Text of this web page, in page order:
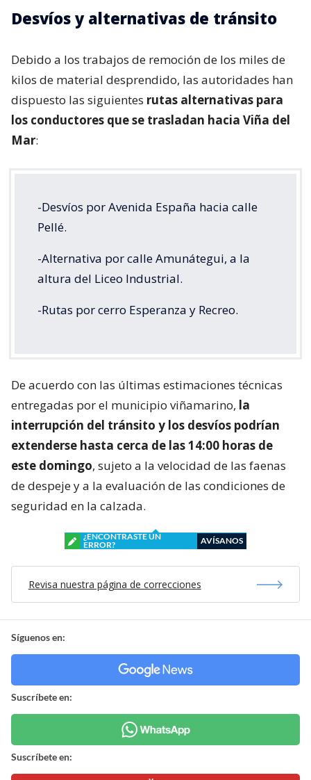
Desvíos y alternativas de tránsito
Debido a los trabajos de remoción de los miles de
kilos de material desprendido, las autoridades han
dispuesto las siguientes rutas alternativas para
los conductores que se trasladan hacia Viña del
Mar:
-Desvíos por Avenida España hacia calle
Pellé.
-Alternativa por calle Amunátegui, a la
altura del Liceo Industrial.
-Rutas por cerro Esperanza y Recreo.
De acuerdo con las últimas estimaciones técnicas
entregadas por el municipio viñamarino, la
interrupción del tránsito y los desvíos podrían
extenderse hasta cerca de las 14:00 horas de
este domingo, sujeto a la velocidad de las faenas
de despeje y a la evaluación de las condiciones de
seguridad en la calzada.
¿ENCONTRASTE UN
ERROR?
AVÍSANOS
Revisa nuestra página de correcciones
Síguenos en:
Suscríbete en:
Suscríbete en: